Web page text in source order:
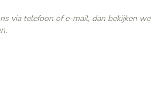
via telefoon of e-mail, dan bekijken we